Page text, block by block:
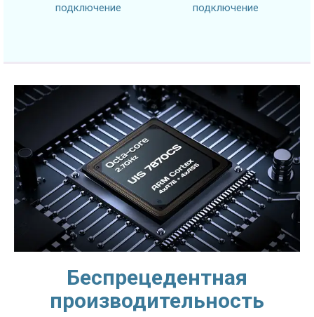
подключение
подключение
Беспрецедентная
производительность